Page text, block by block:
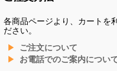
各商品ページより、カートを
ださい。
ご注文について
お電話でのご案内につい